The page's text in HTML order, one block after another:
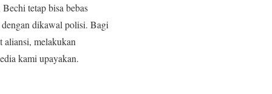
tetap bisa bebas
dengan dikawal polisi. Bagi
aliansi, melakukan
kami upayakan.